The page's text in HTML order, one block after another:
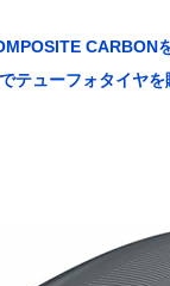
CARBON
テューフォタイヤを